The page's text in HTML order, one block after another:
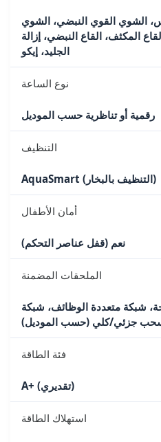
الشوي القوي النبضي، الشوي
المكثف، القاع النبضي، إزالة
الجليد، إيكو
نوع الساعة
رقمية أو تناظرية حسب الموديل
التنظيف
AquaSmart (التنظيف بالبخار)
أمان الأطفال
نعم (قفل عناصر التحكم)
الملحقات المضمنة
شبكة متعددة الوظائف، شبكة
جزئي/كلي (حسب الموديل)
فئة الطاقة
A+ (تقديري)
استهلاك الطاقة